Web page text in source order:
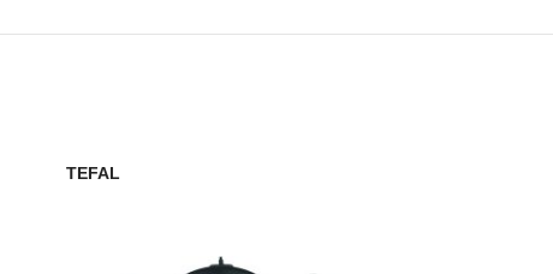
TEFAL